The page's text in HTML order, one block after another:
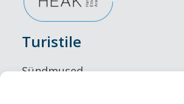
Turistile
Sündmused